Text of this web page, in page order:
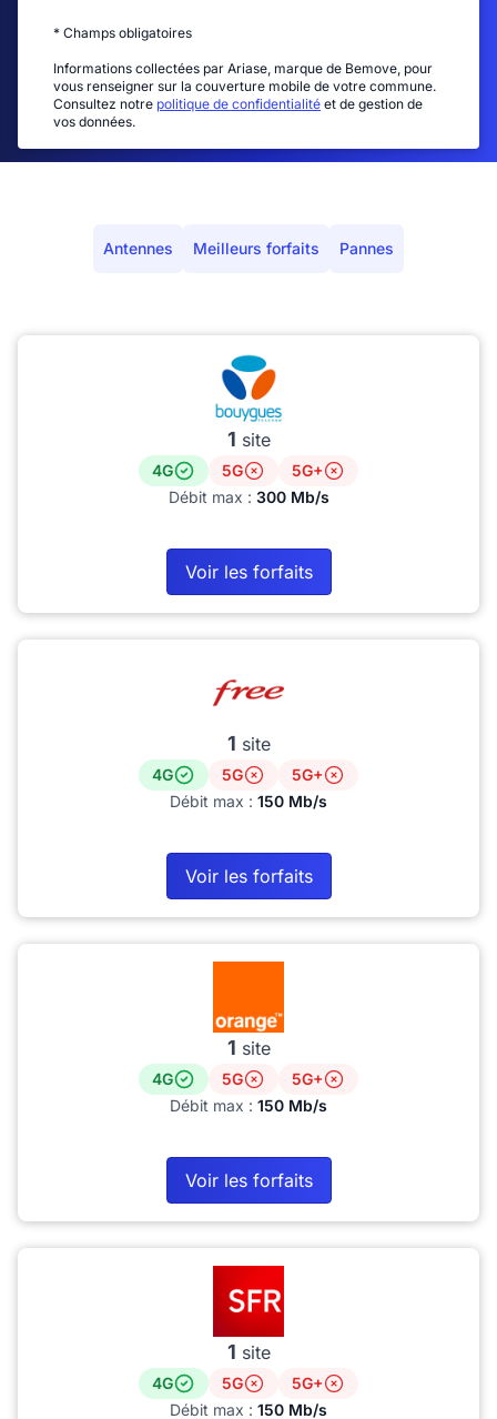
* Champs obligatoires
Informations collectées par Ariase, marque de Bemove, pour
vous renseigner sur la couverture mobile de votre commune.
Consultez notre politique de confidentialité et de gestion de
vos données.
Antennes Meilleurs forfaits Pannes
1 site
4G 5G
5G+
Débit max : 300 Mb/s
Voir les forfaits
1 site
4G 5G
5G+
Débit max : 150 Mb/s
Voir les forfaits
1 site
4G 5G
5G+
Débit max : 150 Mb/s
Voir les forfaits
1 site
4G 5G
5G+
Débit max : 150 Mb/s